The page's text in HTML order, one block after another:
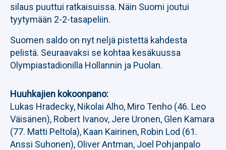
silaus puuttui ratkaisuissa. Näin Suomi joutui
tyytymään 2-2-tasapeliin.
Suomen saldo on nyt neljä pistettä kahdesta
pelistä. Seuraavaksi se kohtaa kesäkuussa
Olympiastadionilla Hollannin ja Puolan.
Huuhkajien kokoonpano:
Lukas Hradecky, Nikolai Alho, Miro Tenho (46. Leo
Väisänen), Robert Ivanov, Jere Uronen, Glen Kamara
(77. Matti Peltola), Kaan Kairinen, Robin Lod (61.
Anssi Suhonen), Oliver Antman, Joel Pohjanpalo